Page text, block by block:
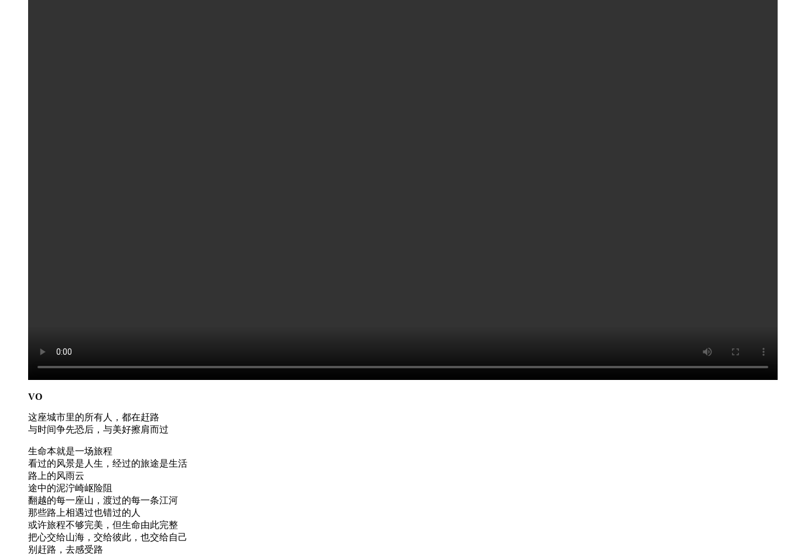
VO
这座城市里的所有人，都在赶路
与时间争先恐后，与美好擦肩而过
生命本就是一场旅程
看过的风景是人生，经过的旅途是生活
路上的风雨云
途中的泥泞崎岖险阻
翻越的每一座山，渡过的每一条江河
那些路上相遇过也错过的人
或许旅程不够完美，但生命由此完整
把心交给山海，交给彼此，也交给自己
别赶路，去感受路